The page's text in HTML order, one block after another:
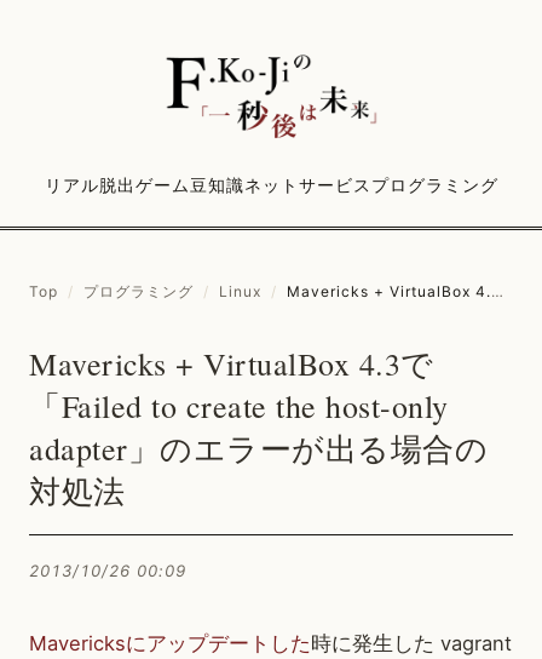
リアル脱出ゲーム豆知識ネットサービス プログラミング
Top / プログラミング / Linux / Mavericks + VirtualBox 4.3で「Failed to create the host-only adapter」のエラーが出る場合の対処法
Mavericks + VirtualBox 4.3で
「Failed to create the host-only
adapter」のエラーが出る場合の
対処法
2013/10/26 00:09
Mavericksにアップデートした時に発生した vagrant